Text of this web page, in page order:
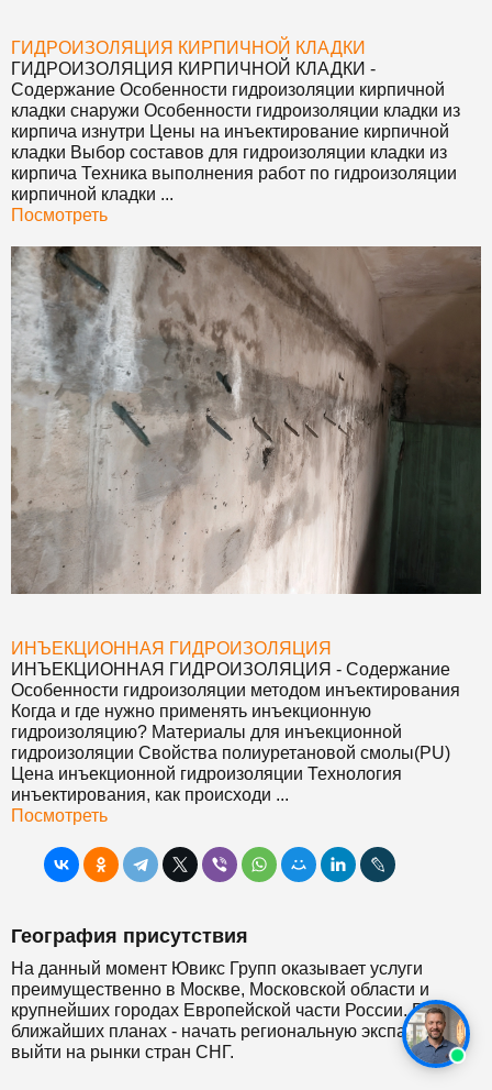
ГИДРОИЗОЛЯЦИЯ КИРПИЧНОЙ КЛАДКИ
ГИДРОИЗОЛЯЦИЯ КИРПИЧНОЙ КЛАДКИ -
Содержание Особенности гидроизоляции кирпичной
кладки снаружи Особенности гидроизоляции кладки из
кирпича изнутри Цены на инъектирование кирпичной
кладки Выбор составов для гидроизоляции кладки из
кирпича Техника выполнения работ по гидроизоляции
кирпичной кладки ...
Посмотреть
ИНЪЕКЦИОННАЯ ГИДРОИЗОЛЯЦИЯ
ИНЪЕКЦИОННАЯ ГИДРОИЗОЛЯЦИЯ - Содержание
Особенности гидроизоляции методом инъектирования
Когда и где нужно применять инъекционную
гидроизоляцию? Материалы для инъекционной
гидроизоляции Свойства полиуретановой смолы(PU)
Цена инъекционной гидроизоляции Технология
инъектирования, как происходи ...
Посмотреть
География присутствия
На данный момент Ювикс Групп оказывает услуги
преимущественно в Москве, Московской области и
крупнейших городах Европейской части России. В
ближайших планах - начать региональную экспансию и
выйти на рынки стран СНГ.